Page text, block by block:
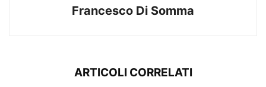
Francesco Di Somma
ARTICOLI CORRELATI